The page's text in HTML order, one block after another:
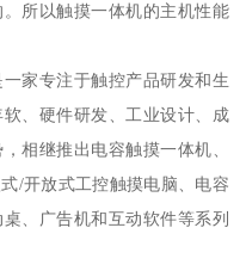
所以触摸一体机的主机性能
家专注于触控产品研发和生
、硬件研发、工业设计、成
相继推出电容触摸一体机、
/开放式工控触摸电脑、电容
、广告机和互动软件等系列